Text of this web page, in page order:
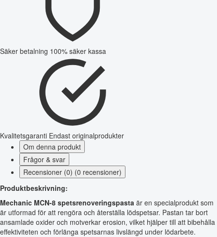
Säker betalning 100% säker kassa
Kvalitetsgaranti Endast originalprodukter
Om denna produkt
Frågor & svar
Recensioner (0) (0 recensioner)
Produktbeskrivning:
Mechanic MCN-8 spetsrenoveringspasta är en specialprodukt som
är utformad för att rengöra och återställa lödspetsar. Pastan tar bort
ansamlade oxider och motverkar erosion, vilket hjälper till att bibehålla
effektiviteten och förlänga spetsarnas livslängd under lödarbete.